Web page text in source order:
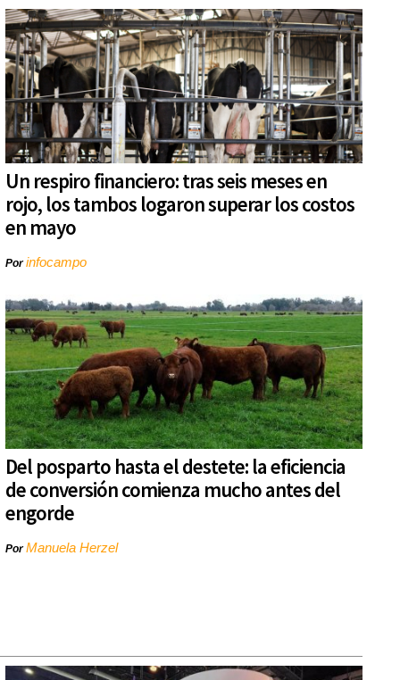
Un respiro financiero: tras seis meses en
rojo, los tambos logaron superar los costos
en mayo
Porinfocampo
Del posparto hasta el destete: la eficiencia
de conversión comienza mucho antes del
engorde
PorManuela Herzel